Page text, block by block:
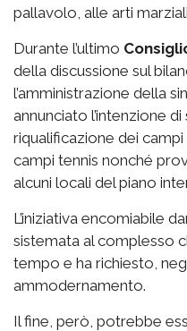
pallavolo, alle arti
Durante l’ultimo
della discussione sul
l’amministrazione della
annunciato l’intenzione
riqualificazione dei
campi tennis nonché
alcuni locali del piano
L’iniziativa encomiabile
sistemata al complesso
tempo e ha richiesto,
ammodernamento.
Il fine, però, potrebbe